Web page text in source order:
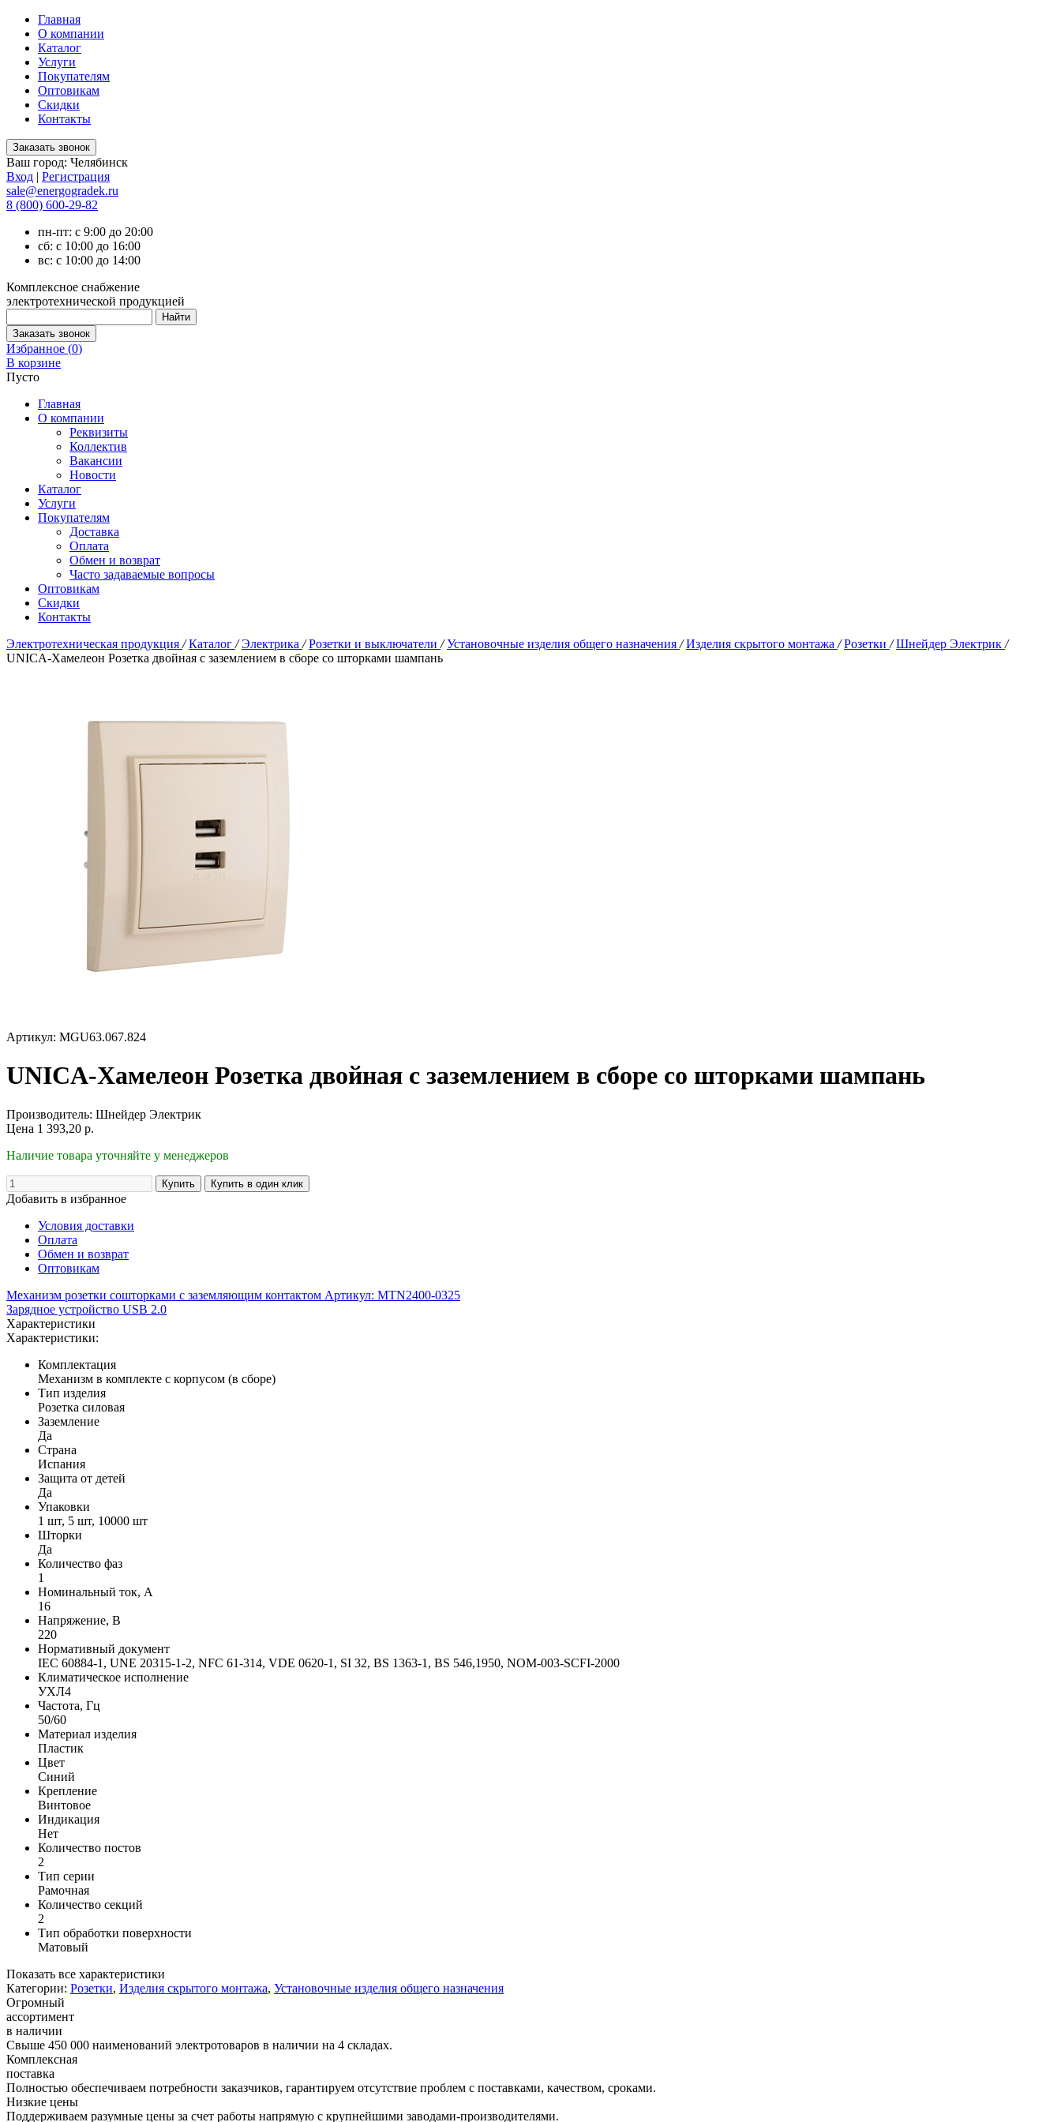
Главная
О компании
Каталог
Услуги
Покупателям
Оптовикам
Скидки
Контакты
Ваш город: Челябинск
Вход | Регистрация
sale@energogradek.ru
8 (800) 600-29-82
пн-пт: с 9:00 до 20:00
сб: с 10:00 до 16:00
вс: с 10:00 до 14:00
Комплексное снабжение
электротехнической продукцией
Избранное (0)
В корзине
Пусто
Главная
О компании
Реквизиты
Коллектив
Вакансии
Новости
Каталог
Услуги
Покупателям
Доставка
Оплата
Обмен и возврат
Часто задаваемые вопросы
Оптовикам
Скидки
Контакты
Электротехническая продукция / Каталог / Электрика / Розетки и выключатели / Установочные изделия общего назначения / Изделия скрытого монтажа / Розетки / Шнейдер Электрик /
UNICA-Хамелеон Розетка двойная с заземлением в сборе со шторками шампань
Артикул: MGU63.067.824
UNICA-Хамелеон Розетка двойная с заземлением в сборе со шторками шампань
Производитель: Шнейдер Электрик
Цена 1 393,20 р.
Наличие товара уточняйте у менеджеров
Добавить в избранное
Условия доставки
Оплата
Обмен и возврат
Оптовикам
Механизм розетки сошторками с заземляющим контактом Артикул: MTN2400-0325
Зарядное устройство USB 2.0
Характеристики
Характеристики:
Комплектация
Механизм в комплекте с корпусом (в сборе)
Тип изделия
Розетка силовая
Заземление
Да
Страна
Испания
Защита от детей
Да
Упаковки
1 шт, 5 шт, 10000 шт
Шторки
Да
Количество фаз
1
Номинальный ток, А
16
Напряжение, В
220
Нормативный документ
IEC 60884-1, UNE 20315-1-2, NFC 61-314, VDE 0620-1, SI 32, BS 1363-1, BS 546,1950, NOM-003-SCFI-2000
Климатическое исполнение
УХЛ4
Частота, Гц
50/60
Материал изделия
Пластик
Цвет
Синий
Крепление
Винтовое
Индикация
Нет
Количество постов
2
Тип серии
Рамочная
Количество секций
2
Тип обработки поверхности
Матовый
Показать все характеристики
Категории: Розетки, Изделия скрытого монтажа, Установочные изделия общего назначения
Огромный
ассортимент
в наличии
Свыше 450 000 наименований электротоваров в наличии на 4 складах.
Комплексная
поставка
Полностью обеспечиваем потребности заказчиков, гарантируем отсутствие проблем с поставками, качеством, сроками.
Низкие цены
Поддерживаем разумные цены за счет работы напрямую с крупнейшими заводами-производителями.